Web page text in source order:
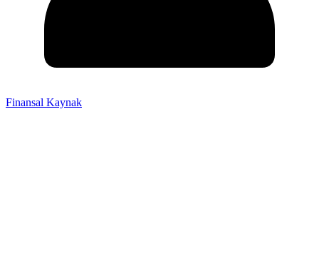
Finansal Kaynak